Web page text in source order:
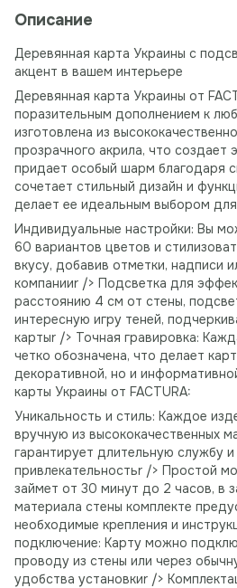
Описание
Деревянная карта Украины с
акцент в вашем интерьере
Деревянная карта Украины от
поразительным дополнением к
изготовлена ​​из
прозрачного акрила, что создает
придает особый шарм благодаря
сочетает стильный дизайн и
делает ее идеальным выбором
Индивидуальные настройки: Вы
60 вариантов цветов и
вкусу, добавив отметки, надписи
компанииr /> Подсветка для
расстоянию 4 см от стены,
интересную игру теней,
картыr /> Точная гравировка:
четко обозначена, что делает
декоративной, но и
карты Украины от FACTURA:
Уникальность и стиль: Каждое
вручную из высококачественных
гарантирует длительную службу
привлекательностьr /> Простой
займет от 30 минут до 2 часов, в
материала стены комплекте
необходимые крепления и
подключение: Карту можно
проводу из стены или через
удобства установкиr />